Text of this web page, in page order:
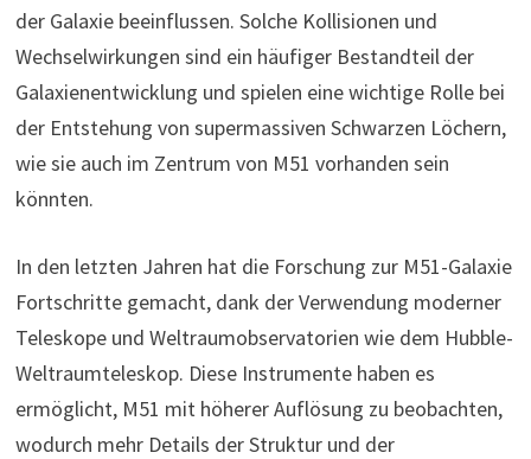
der Galaxie beeinflussen. Solche Kollisionen und
Wechselwirkungen sind ein häufiger Bestandteil der
Galaxienentwicklung und spielen eine wichtige Rolle bei
der Entstehung von supermassiven Schwarzen Löchern,
wie sie auch im Zentrum von M51 vorhanden sein
könnten.
In den letzten Jahren hat die Forschung zur M51-Galaxie
Fortschritte gemacht, dank der Verwendung moderner
Teleskope und Weltraumobservatorien wie dem Hubble-
Weltraumteleskop. Diese Instrumente haben es
ermöglicht, M51 mit höherer Auflösung zu beobachten,
wodurch mehr Details der Struktur und der